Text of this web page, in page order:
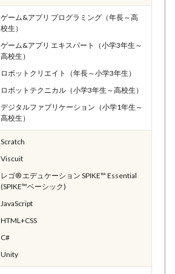
ゲーム&アプリ プログラミング（年長～高
校生）
ゲーム&アプリ エキスパート（小学3年生～
高校生）
ロボットクリエイト（年長～小学3年生）
ロボットテクニカル（小学3年生～高校生）
デジタルファブリケーション（小学1年生～
高校生）
Scratch
Viscuit
レゴ® エデュケーション SPIKE™ Essential
(SPIKE™ベーシック)
JavaScript
HTML+CSS
C#
Unity